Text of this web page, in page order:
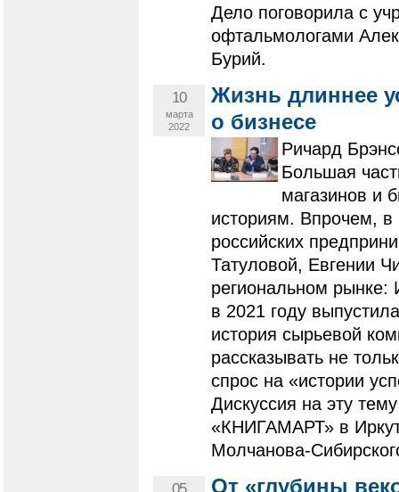
Дело поговорила с
офтальмологами
Бурий.
10
марта
2022
Жизнь длиннее
о бизнесе
Ричард
Большая
магазинов и
историям. Впрочем, в
российских
Татуловой, Евгении
региональном рынке:
в 2021 году
история сырьевой
рассказывать не
спрос на «истории
Дискуссия на эту
«КНИГАМАРТ» в
Молчанова-
От «глубины